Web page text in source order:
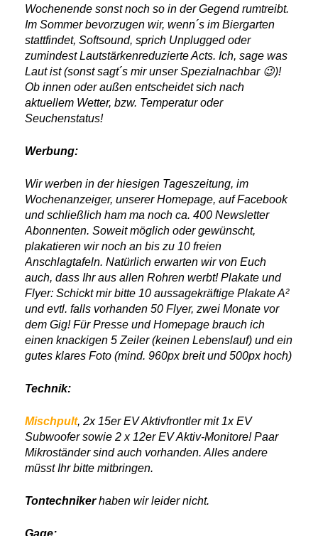
Wochenende sonst noch so in der Gegend rumtreibt.
Im Sommer bevorzugen wir, wenn´s im Biergarten
stattfindet, Softsound, sprich Unplugged oder
zumindest Lautstärkenreduzierte Acts. Ich, sage was
Laut ist (sonst sagt´s mir unser Spezialnachbar 😉)!
Ob innen oder außen entscheidet sich nach
aktuellem Wetter, bzw. Temperatur oder
Seuchenstatus!
Werbung:
Wir werben in der hiesigen Tageszeitung, im
Wochenanzeiger, unserer Homepage, auf Facebook
und schließlich ham ma noch ca. 400 Newsletter
Abonnenten. Soweit möglich oder gewünscht,
plakatieren wir noch an bis zu 10 freien
Anschlagtafeln. Natürlich erwarten wir von Euch
auch, dass Ihr aus allen Rohren werbt! Plakate und
Flyer: Schickt mir bitte 10 aussagekräftige Plakate A²
und evtl. falls vorhanden 50 Flyer, zwei Monate vor
dem Gig! Für Presse und Homepage brauch ich
einen knackigen 5 Zeiler (keinen Lebenslauf) und ein
gutes klares Foto (mind. 960px breit und 500px hoch)
Technik:
Mischpult, 2x 15er EV Aktivfrontler mit 1x EV
Subwoofer sowie 2 x 12er EV Aktiv-Monitore! Paar
Mikroständer sind auch vorhanden. Alles andere
müsst Ihr bitte mitbringen.
Tontechnikerhaben wir leider nicht.
Gage: